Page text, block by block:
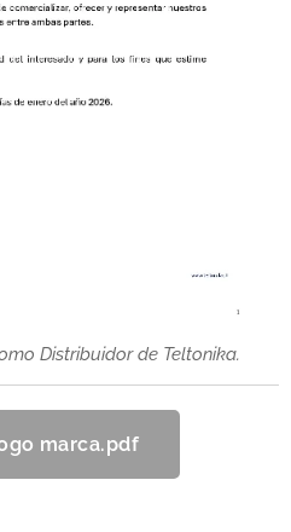
Distribuidor de Teltonika.
marca.pdf